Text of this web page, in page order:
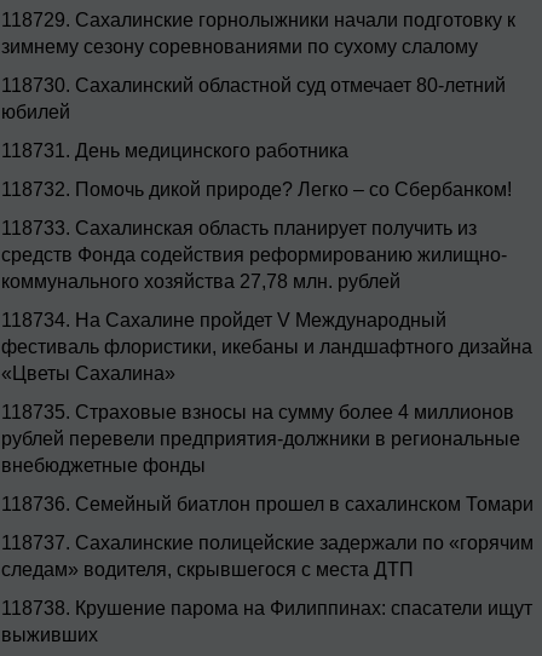
118729. Сахалинские горнолыжники начали подготовку к
зимнему сезону соревнованиями по сухому слалому
118730. Сахалинский областной суд отмечает 80-летний
юбилей
118731. День медицинского работника
118732. Помочь дикой природе? Легко – со Сбербанком!
118733. Сахалинская область планирует получить из
средств Фонда содействия реформированию жилищно-
коммунального хозяйства 27,78 млн. рублей
118734. На Сахалине пройдет V Международный
фестиваль флористики, икебаны и ландшафтного дизайна
«Цветы Сахалина»
118735. Страховые взносы на сумму более 4 миллионов
рублей перевели предприятия-должники в региональные
внебюджетные фонды
118736. Семейный биатлон прошел в сахалинском Томари
118737. Сахалинские полицейские задержали по «горячим
следам» водителя, скрывшегося с места ДТП
118738. Крушение парома на Филиппинах: спасатели ищут
выживших